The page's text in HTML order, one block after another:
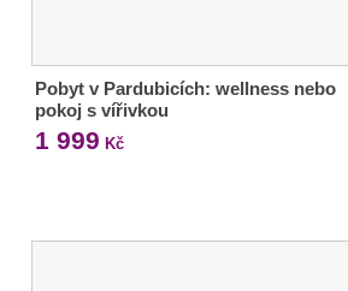
Pobyt v Pardubicích: wellness nebo
pokoj s vířivkou
1 999 Kč